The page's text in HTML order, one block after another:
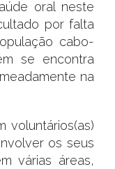
oral neste
por falta
cabo-
se encontra
na
voluntários(as)
os seus
várias áreas,